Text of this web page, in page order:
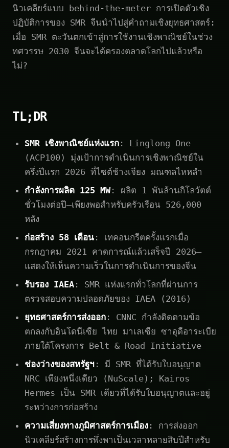
นิวเคลียร์แบบ behind-the-meter การเปิดตัวเชิง
ปฏิบัติการของ SMR จีนนำไปสู่คำถามเชิงยุทธศาสตร์:
เมื่อ SMR ตะวันตกเข้าสู่การใช้งานเชิงพาณิชย์ในช่วง
ทศวรรษ 2030 จีนจะได้ครองตลาดโลกไปแล้วหรือ
ไม่?
TL;DR
SMR เชิงพาณิชย์แห่งแรก : Linglong One
(ACP100) มุ่งเป้าการดำเนินการเชิงพาณิชย์ใน
ครึ่งปีแรก 2026 ที่ไซต์ช้างเจียง มณฑลไหหลำ
กำลังการผลิต 125 MW: ผลิต 1 พันล้านกิโลวัตต์
ชั่วโมงต่อปี—เพียงพอสำหรับครัวเรือน 526,000
หลัง
ก่อสร้าง 58 เดือน : เทคอนกรีตครั้งแรกเมื่อ
กรกฎาคม 2021 คาดการณ์แล้วเสร็จปี 2026—
แสดงให้เห็นความเร็วในการดำเนินการของจีน
รับรอง IAEA : SMR แห่งแรกทั่วโลกที่ผ่านการ
ตรวจสอบความปลอดภัยของ IAEA (2016)
ยุทธศาสตร์การส่งออก : CNNC กำลังติดตามข้อ
ตกลงกับอินโดนีเซีย ไทย มาเลเซีย ซาอุดีอาระเบีย
ภายใต้โครงการ Belt & Road Initiative
ช่องว่างของสหรัฐฯ : มี SMR ที่ได้รับใบอนุญาต
NRC เพียงหนึ่งเดียว (NuScale); Kairos
Hermes เป็น SMR เดียวที่ได้รับใบอนุญาตและอยู่
ระหว่างการก่อสร้าง
ความเสี่ยงทางภูมิศาสตร์การเมือง : การส่งออก
นิวเคลียร์สร้างการพึ่งพาเป็นเวลาหลายสิบปีสำหรับ